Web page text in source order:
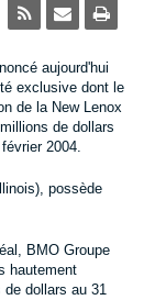
aujourd'hui
exclusive dont le
de la New Lenox
de dollars
2004.
possède
BMO Groupe
hautement
dollars au 31